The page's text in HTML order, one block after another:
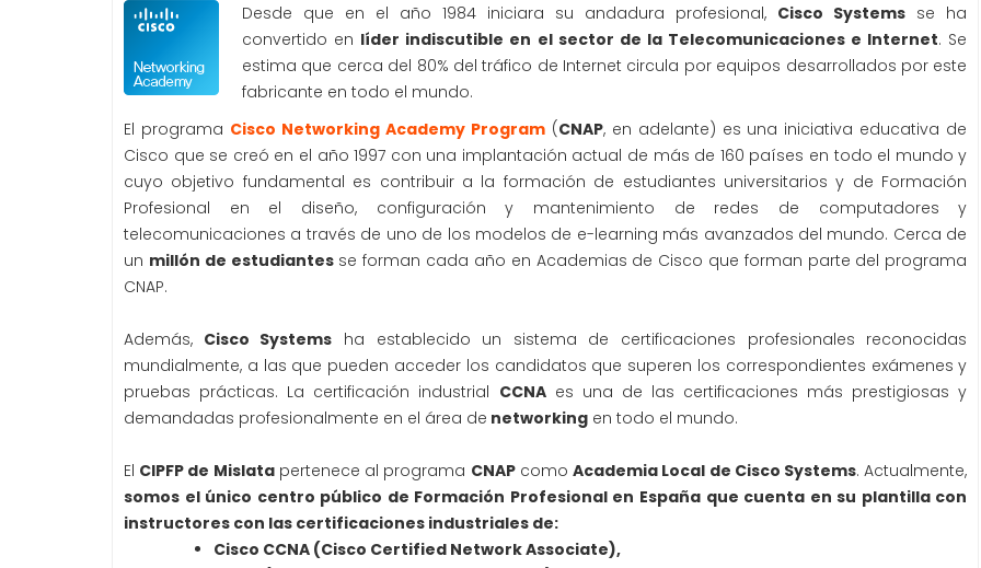
Desde que en el año 1984 iniciara su andadura profesional, Cisco Systems se ha
convertido en líder indiscutible en el sector de la Telecomunicaciones e Internet. Se
estima que cerca del 80% del tráfico de Internet circula por equipos desarrollados por este
fabricante en todo el mundo.
El programa Cisco Networking Academy Program(CNAP, en adelante) es una iniciativa educativa de
Cisco que se creó en el año 1997 con una implantación actual de más de 160 países en todo el mundo y
cuyo objetivo fundamental es contribuir a la formación de estudiantes universitarios y de Formación
Profesional en el diseño, configuración y mantenimiento de redes de computadores y
telecomunicaciones a través de uno de los modelos de e-learning más avanzados del mundo. Cerca de
un millón de estudiantesse forman cada año en Academias de Cisco que forman parte del programa
CNAP.
Además, Cisco Systems ha establecido un sistema de certificaciones profesionales reconocidas
mundialmente, a las que pueden acceder los candidatos que superen los correspondientes exámenes y
pruebas prácticas. La certificación industrial CCNAes una de las certificaciones más prestigiosas y
demandadas profesionalmente en el área de networking en todo el mundo.
El CIPFP de Mislatapertenece al programa CNAPcomoAcademia Local de Cisco Systems. Actualmente,
somos el único centro público de Formación Profesional en España que cuenta en su plantilla con
instructores con las certificaciones industriales de:
Cisco CCNA (Cisco Certified Network Associate),